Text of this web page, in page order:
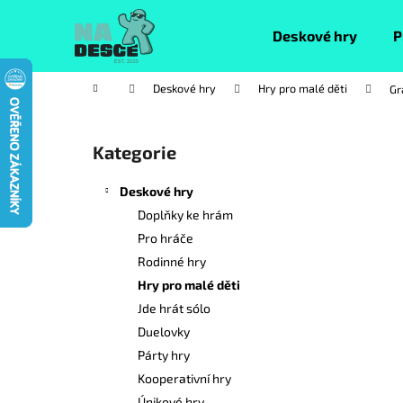
Deskové hry
Domů Deskové hry Hry pro malé děti
Přeskočit
kategorie
Kategorie
Deskové hry
Doplňky ke hrám
Pro hráče
Rodinné hry
Hry pro malé děti
Jde hrát sólo
Duelovky
Párty hry
Kooperativní hry
š
í
k
Zpět
do
Zpět
do